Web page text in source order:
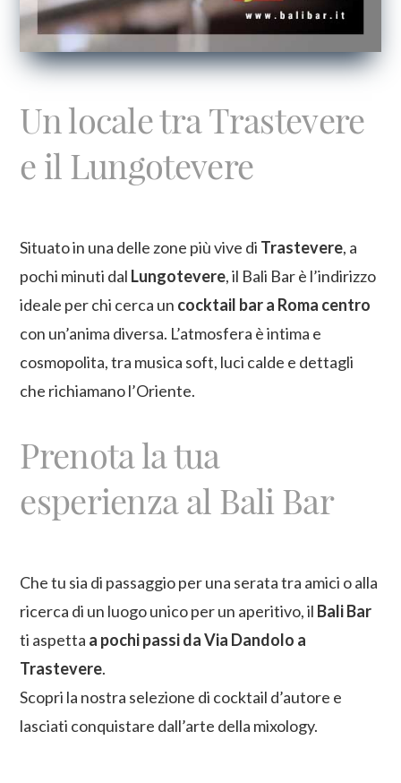
Un locale tra Trastevere
e il Lungotevere
Situato in una delle zone più vive di Trastevere, a
pochi minuti dal Lungotevere, il Bali Bar è l’indirizzo
ideale per chi cerca un cocktail bar a Roma centro
con un’anima diversa. L’atmosfera è intima e
cosmopolita, tra musica soft, luci calde e dettagli
che richiamano l’Oriente.
Prenota la tua
esperienza al Bali Bar
Che tu sia di passaggio per una serata tra amici o alla
ricerca di un luogo unico per un aperitivo, il Bali Bar
ti aspetta a pochi passi da Via Dandolo a
Trastevere.
Scopri la nostra selezione di cocktail d’autore e
lasciati conquistare dall’arte della mixology.